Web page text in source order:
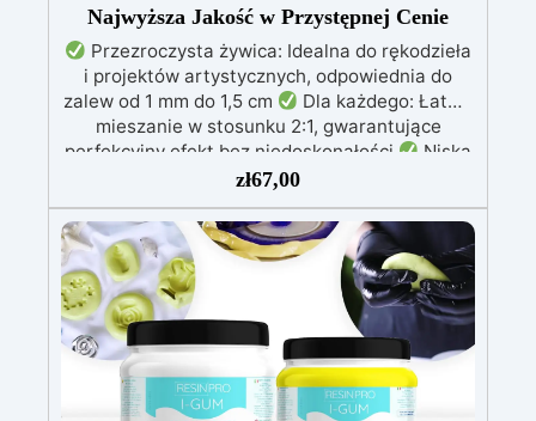
Najwyższa Jakość w Przystępnej Cenie
Przezroczysta żywica: Idealna do rękodzieła
i projektów artystycznych, odpowiednia do
zalew od 1 mm do 1,5 cm
Dla każdego: Łatwe
mieszanie w stosunku 2:1, gwarantujące
perfekcyjny efekt bez niedoskonałości
Niska
lepkość: Zapewnia odlewy bez pęcherzyków,
kompatybilna z drewnem, silikonem, szkłem,
metalem i innymi materiałami
Bezpieczna po
utwardzeniu: Nietoksyczna, bezpieczna dla
skóry, wolna od BPA i rozpuszczalników (VOC
Free)
Błyszcząca i samopoziomująca: Z
filtrami UV przeciw żółknięciu dla trwałego i
lśniącego wykończenia
zł67,00